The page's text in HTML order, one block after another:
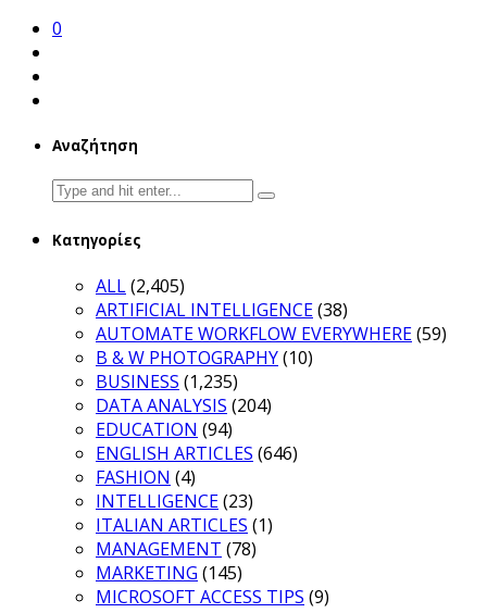
0
Αναζήτηση
Search
for:
Κατηγορίες
ALL(2,405)
ARTIFICIAL INTELLIGENCE(38)
AUTOMATE WORKFLOW EVERYWHERE(59)
B & W PHOTOGRAPHY(10)
BUSINESS (1,235)
DATA ANALYSIS (204)
EDUCATION (94)
ENGLISH ARTICLES (646)
FASHION (4)
INTELLIGENCE(23)
ITALIAN ARTICLES (1)
MANAGEMENT (78)
MARKETING (145)
MICROSOFT ACCESS TIPS (9)